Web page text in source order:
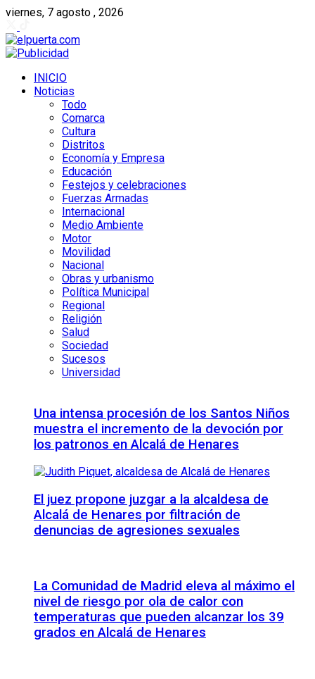
viernes, 7 agosto , 2026
INICIO
Noticias
Todo
Comarca
Cultura
Distritos
Economía y Empresa
Educación
Festejos y celebraciones
Fuerzas Armadas
Internacional
Medio Ambiente
Motor
Movilidad
Nacional
Obras y urbanismo
Política Municipal
Regional
Religión
Salud
Sociedad
Sucesos
Universidad
Una intensa procesión de los Santos Niños
muestra el incremento de la devoción por
los patronos en Alcalá de Henares
El juez propone juzgar a la alcaldesa de
Alcalá de Henares por filtración de
denuncias de agresiones sexuales
La Comunidad de Madrid eleva al máximo el
nivel de riesgo por ola de calor con
temperaturas que pueden alcanzar los 39
grados en Alcalá de Henares